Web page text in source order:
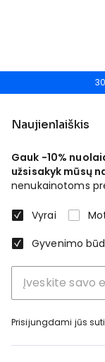
Naujienlaiškis
Gauk -10%
užsisakyk mūsų
nenukainotoms
Vyrai
Gyvenimo
Prisijungdami jūs